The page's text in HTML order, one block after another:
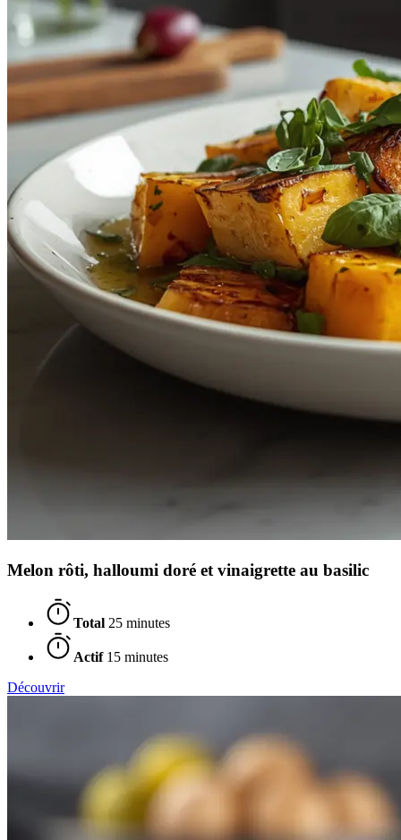
Melon rôti, halloumi doré et vinaigrette au basilic
Total 25 minutes
Actif15 minutes
Découvrir